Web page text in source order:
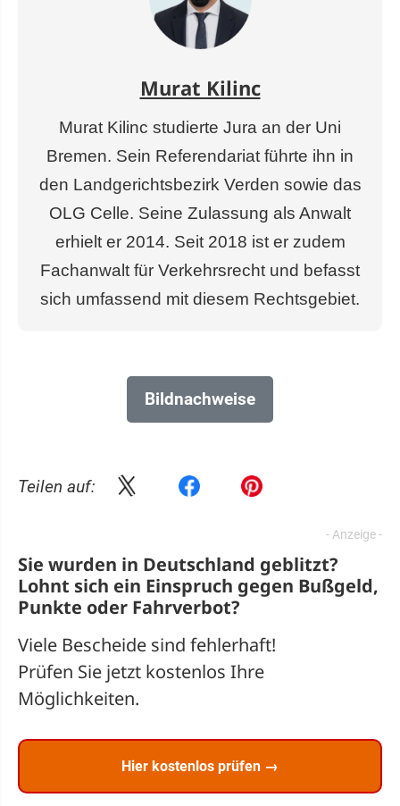
Murat Kilinc
Murat Kilinc studierte Jura an der Uni
Bremen. Sein Referendariat führte ihn in
den Landgerichtsbezirk Verden sowie das
OLG Celle. Seine Zulassung als Anwalt
erhielt er 2014. Seit 2018 ist er zudem
Fachanwalt für Verkehrsrecht und befasst
sich umfassend mit diesem Rechtsgebiet.
Bildnachweise
Teilen auf:
Sie wurden in Deutschland geblitzt?
Lohnt sich ein Einspruch gegen Bußgeld,
Punkte oder Fahrverbot?
Viele Bescheide sind fehlerhaft!
Prüfen Sie jetzt kostenlos Ihre
Möglichkeiten.
Hier kostenlos prüfen →